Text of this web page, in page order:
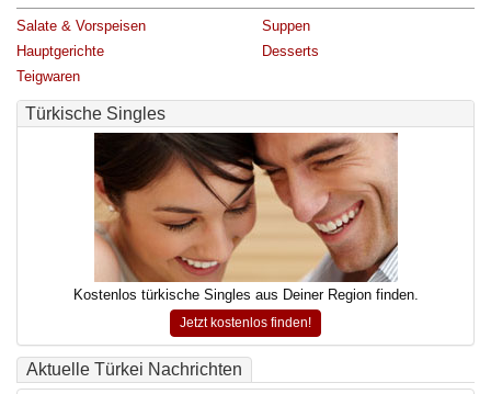
Salate & Vorspeisen
Suppen
Hauptgerichte
Desserts
Teigwaren
Türkische Singles
Kostenlos türkische Singles aus Deiner Region finden.
Jetzt kostenlos finden!
Aktuelle Türkei Nachrichten